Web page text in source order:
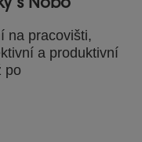
na pracovišti,
a produktivní
po